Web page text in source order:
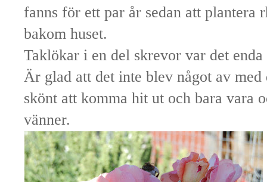
fanns för ett par år sedan att plantera
bakom huset.
Taklökar i en del skrevor var det enda
Är glad att det inte blev något av
skönt att komma hit ut och bara vara
vänner.